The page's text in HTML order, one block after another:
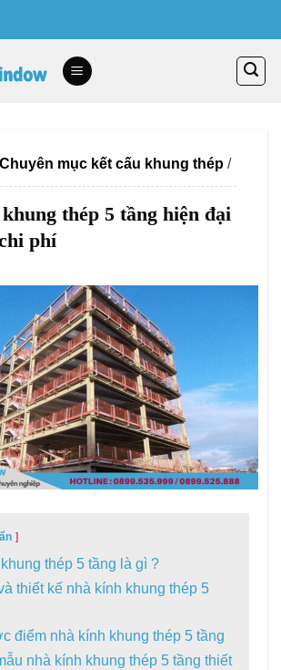
Chuyên mục kết cấu khung thép /
thép 5 tầng hiện đại
phí
ẩn
thép 5 tầng là gì ?
thiết kế nhà kính khung thép 5
điểm nhà kính khung thép 5 tầng
nhà kính khung thép 5 tầng thiết